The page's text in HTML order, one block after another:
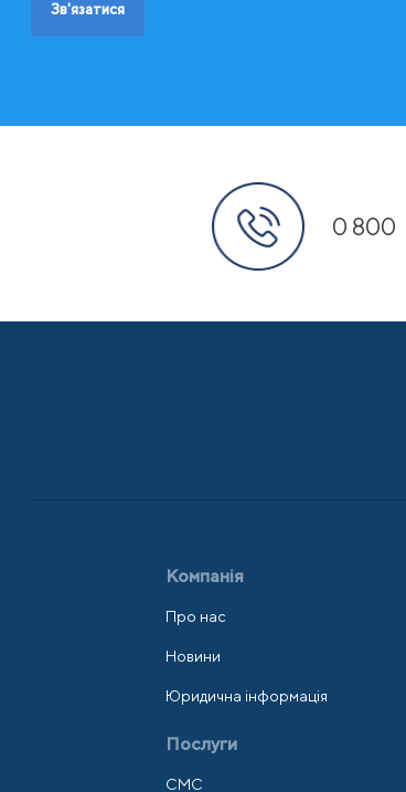
Зв'язатися
0 800
Компанія
Про нас
Новини
Юридична інформація
Послуги
СМС